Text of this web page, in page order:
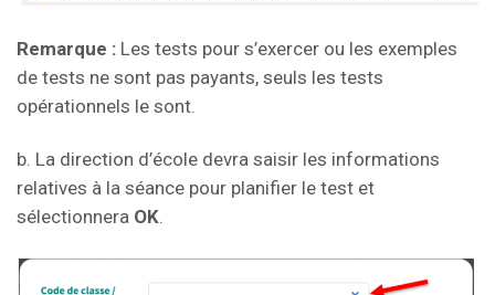
Remarque : Les tests pour s’exercer ou les exemples
de tests ne sont pas payants, seuls les tests
opérationnels le sont.
b. La direction d’école devra saisir les informations
relatives à la séance pour planifier le test et
sélectionnera OK.